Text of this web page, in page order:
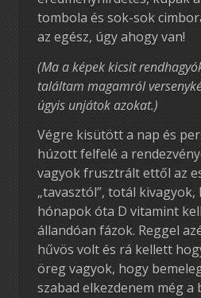
tombola és sok-sok
az egész, úgy ahogy van!
(Ma a képek kicsit
találtam magamról
úgyis unjátok azokat.)
Végre kisütött a nap és
húzott felfelé a
vagyok frusztrált ettől az
„tavasztól”, totál kivagyok,
hónapok óta D vitamint
állandóan fázok. Reggel
hűvös volt és rá kellett
öreg vagyok, hogy
szabad elkezdenem még a